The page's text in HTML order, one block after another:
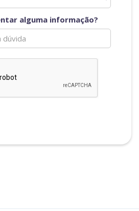
alguma informação?